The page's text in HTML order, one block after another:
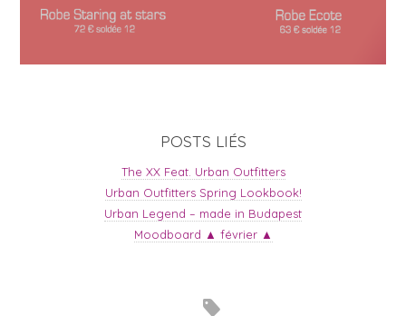
POSTS LIÉS
The XX Feat. Urban Outfitters
Urban Outfitters Spring Lookbook!
Urban Legend – made in Budapest
Moodboard ▲ février ▲